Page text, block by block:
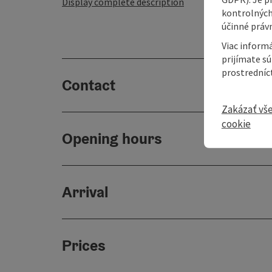
Contact
Opening hours
Arrival
Prices
účinné
Viac
prijímate
Zakázať
cookie